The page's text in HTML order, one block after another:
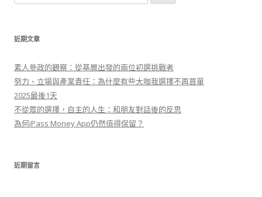
尋
鍵
:
近期文章
素人參政的觀察：從基層出發的兩位初選挑戰者
努力、立場與產業責任：為什麼有些大咖我選擇不再買單
2025最後1天
不從眾的選擇，自主的人生：和朋友對話後的反思
為何iPass Money App仍然值得保留？
近期留言